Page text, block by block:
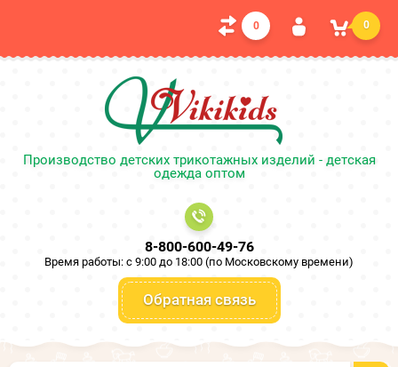
0 0
Производство детских трикотажных изделий - детская
одежда оптом
8-800-600-49-76
Время работы: c 9:00 до 18:00 (по Московскому времени)
Обратная связь